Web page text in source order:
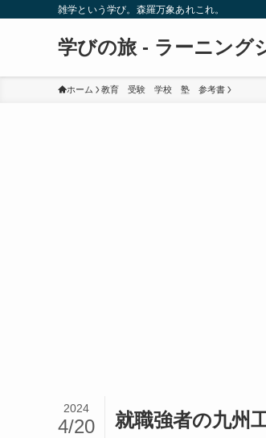
雑学という学び。森羅万象あれこれ。
学びの旅 - ラーニング
ホーム 教育 受験 学校 塾 参考書
就職強者の九州
2024
4/20